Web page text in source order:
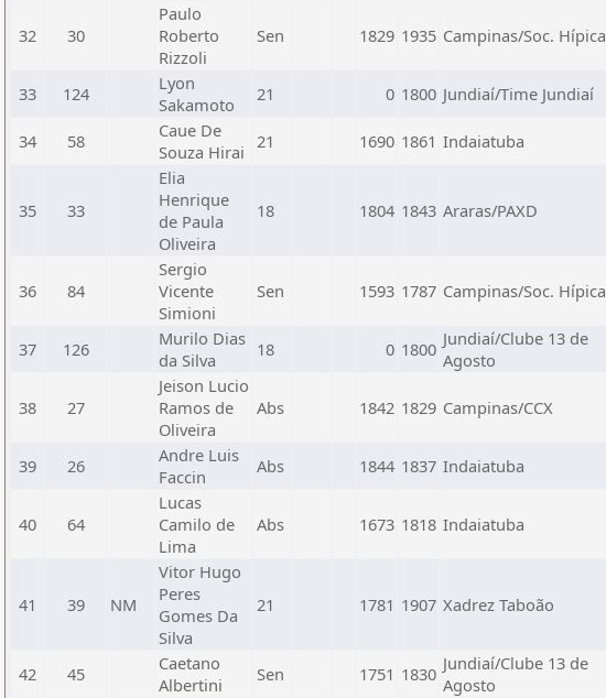
32 30
Paulo
Roberto
Rizzoli
Sen 1829 1935 Campinas/Soc. Hípica
33 124
Lyon
Sakamoto
21 0 1800 Jundiaí/Time Jundiaí
34 58
Caue De
Souza Hirai 21 1690 1861 Indaiatuba
35 33
Elia
Henrique
de Paula
Oliveira
18 1804 1843 Araras/PAXD
36 84
Sergio
Vicente
Simioni
Sen 1593 1787 Campinas/Soc. Hípica
37 126
Murilo Dias
da Silva
18 0 1800 Jundiaí/Clube 13 de
Agosto
38 27
Jeison Lucio
Ramos de
Oliveira
Abs 1842 1829 Campinas/CCX
39 26
Andre Luis
Faccin
Abs 1844 1837 Indaiatuba
40 64
Lucas
Camilo de
Lima
Abs 1673 1818 Indaiatuba
41 39 NM
Vitor Hugo
Peres
Gomes Da
Silva
21 1781 1907 Xadrez Taboão
42 45
Caetano
Albertini
Sen 1751 1830 Jundiaí/Clube 13 de
Agosto